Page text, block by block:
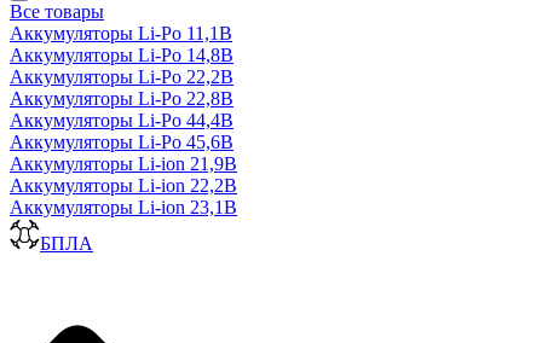
Все товары
Аккумуляторы Li-Po 11,1В
Аккумуляторы Li-Po 14,8В
Аккумуляторы Li-Po 22,2В
Аккумуляторы Li-Po 22,8В
Аккумуляторы Li-Po 44,4В
Аккумуляторы Li-Po 45,6В
Аккумуляторы Li-ion 21,9В
Аккумуляторы Li-ion 22,2В
Аккумуляторы Li-ion 23,1В
БПЛА